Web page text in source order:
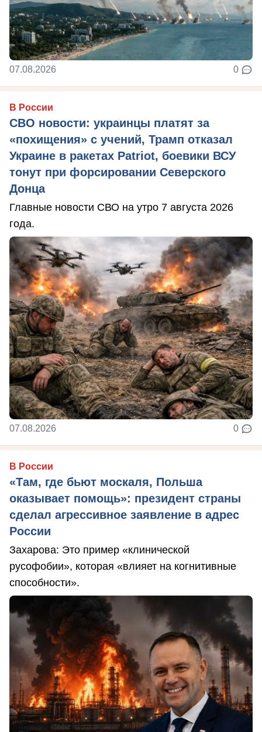
07.08.2026 0
В России
СВО новости: украинцы платят за
«похищения» с учений, Трамп отказал
Украине в ракетах Patriot, боевики ВСУ
тонут при форсировании Северского
Донца
Главные новости СВО на утро 7 августа 2026
года.
07.08.2026 0
В России
«Там, где бьют москаля, Польша
оказывает помощь»: президент страны
сделал агрессивное заявление в адрес
России
Захарова: Это пример «клинической
русофобии», которая «влияет на когнитивные
способности».